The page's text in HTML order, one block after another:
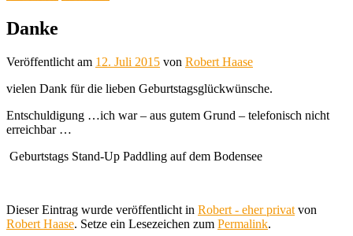
Danke
Veröffentlicht am 12. Juli 2015 von Robert Haase
vielen Dank für die lieben Geburtstagsglückwünsche.
Entschuldigung …ich war – aus gutem Grund – telefonisch nicht
erreichbar …
Geburtstags Stand-Up Paddling auf dem Bodensee
Dieser Eintrag wurde veröffentlicht in Robert - eher privat von
Robert Haase. Setze ein Lesezeichen zum Permalink.